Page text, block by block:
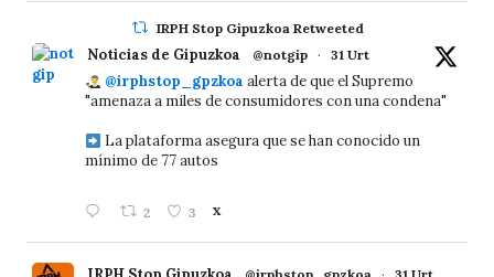
IRPH Stop Gipuzkoa Retweeted
Noticias de Gipuzkoa @notgip · 31 Urt
@irphstop_gpzkoa alerta de que el Supremo
"amenaza a miles de consumidores con una condena"
La plataforma asegura que se han conocido un
mínimo de 77 autos
2 3 X